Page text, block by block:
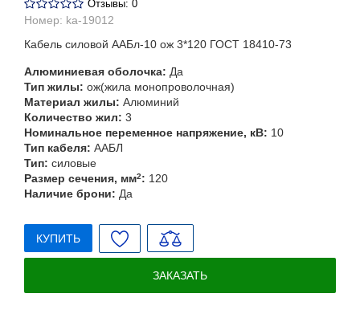
Отзывы: 0
Номер: ka-19012
Кабель силовой ААБл-10 ож 3*120 ГОСТ 18410-73
Алюминиевая оболочка: Да
Тип жилы: ож(жила монопроволочная)
Материал жилы: Алюминий
Количество жил: 3
Номинальное переменное напряжение, кВ: 10
Тип кабеля: ААБЛ
Тип: силовые
Размер сечения, мм2: 120
Наличие брони: Да
КУПИТЬ
ЗАКАЗАТЬ